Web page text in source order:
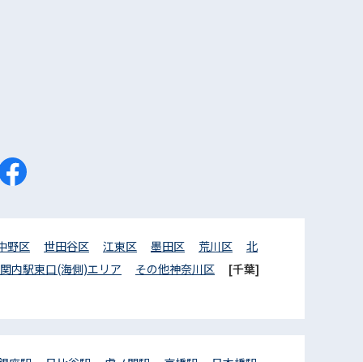
野区 世田谷区 江東区 墨田区 荒川区
北
関内駅東口(海側)エリア その他神奈川区
[千葉]